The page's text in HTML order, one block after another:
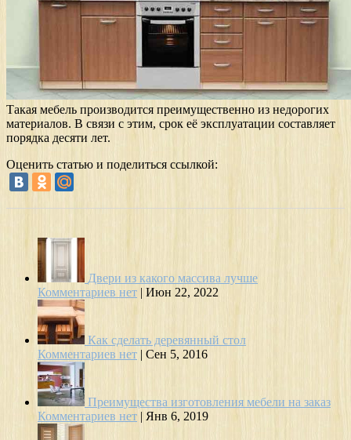
Такая мебель производится преимущественно из недорогих
материалов. В связи с этим, срок её эксплуатации составляет
порядка десяти лет.
Оценить статью и поделиться ссылкой:
Двери из какого массива лучше
Комментариев нет | Июн 22, 2022
Как сделать деревянный стол
Комментариев нет | Сен 5, 2016
Преимущества изготовления мебели на заказ
Комментариев нет | Янв 6, 2019